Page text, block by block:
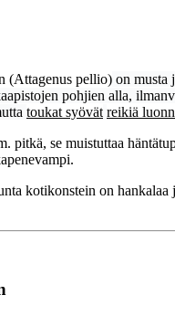
(Attagenus pellio) on musta
pohjien alla,
toukat syövät reikiä
pitkä, se muistuttaa
kotikonstein on hankalaa